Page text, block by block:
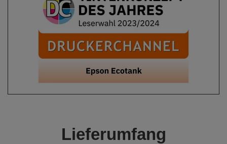
Lieferumfang